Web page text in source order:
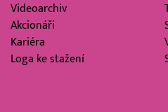
Videoarchiv
Akcionáři
Kariéra
Loga ke stažení